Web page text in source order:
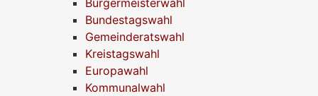
Bürgermeisterwahl
Bundestagswahl
Gemeinderatswahl
Kreistagswahl
Europawahl
Kommunalwahl